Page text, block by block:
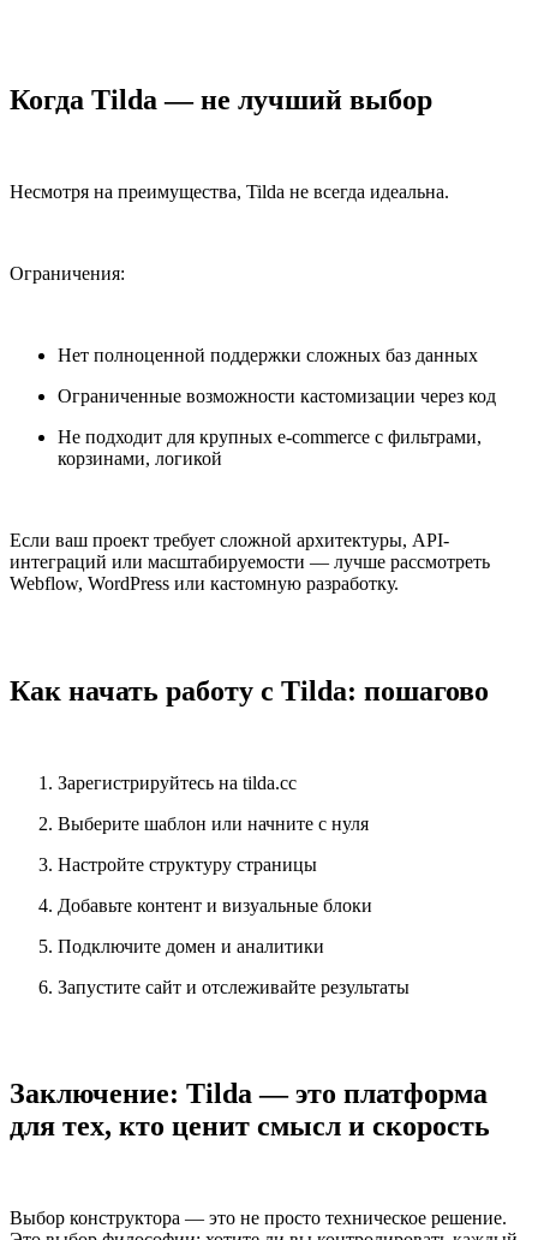
Когда Tilda — не лучший выбор
Несмотря на преимущества, Tilda не всегда идеальна.
Ограничения:
Нет полноценной поддержки сложных баз данных
Ограниченные возможности кастомизации через код
Не подходит для крупных e-commerce с фильтрами,
корзинами, логикой
Если ваш проект требует сложной архитектуры, API-
интеграций или масштабируемости — лучше рассмотреть
Webflow, WordPress или кастомную разработку.
Как начать работу с Tilda: пошагово
Зарегистрируйтесь на tilda.cc
Выберите шаблон или начните с нуля
Настройте структуру страницы
Добавьте контент и визуальные блоки
Подключите домен и аналитики
Запустите сайт и отслеживайте результаты
Заключение: Tilda — это платформа
для тех, кто ценит смысл и скорость
Выбор конструктора — это не просто техническое решение.